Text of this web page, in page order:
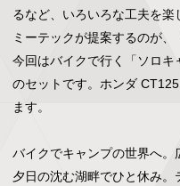
るなど、いろいろな工夫を楽
ミーテックが提案するのが、
今回はバイクで行く「ソロ
のセットです。ホンダ
ます。
バイクでキャンプの世界へ。
夕日の沈む湖畔でひと休み